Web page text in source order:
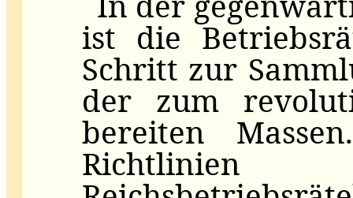
ist die
Schritt zur
der zum
bereiten